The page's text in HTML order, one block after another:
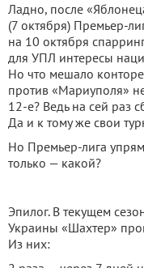
Ладно, после
(7 октября) Премьер-
на 10 октября
для УПЛ интересы
Но что мешало
против «Мариуполя»
12-е? Ведь на сей раз
Да и к тому же свои
Но Премьер-лига
только — какой?
Эпилог. В текущем
Украины «Шахтер»
Из них: